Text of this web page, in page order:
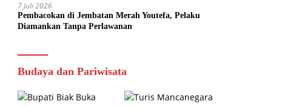
7 Juli 2026
Pembacokan di Jembatan Merah Youtefa, Pelaku
Diamankan Tanpa Perlawanan
Budaya dan Pariwisata